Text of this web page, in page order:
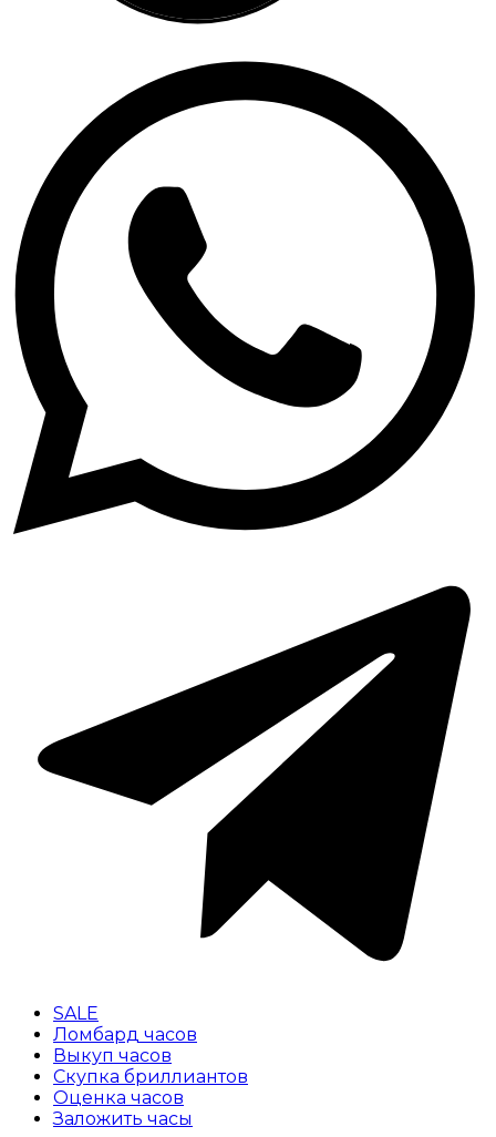
SALE
Ломбард часов
Выкуп часов
Скупка бриллиантов
Оценка часов
Заложить часы